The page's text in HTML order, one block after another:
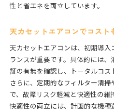
性と省エネを両立しています。
天カセットエアコンでコスト
天カセットエアコンは、初期導
ランスが重要です。具体的には
証の有無を確認し、トータルコス
さらに、定期的なフィルター清
で、故障リスク軽減と快適性の
快適性の両立には、計画的な機